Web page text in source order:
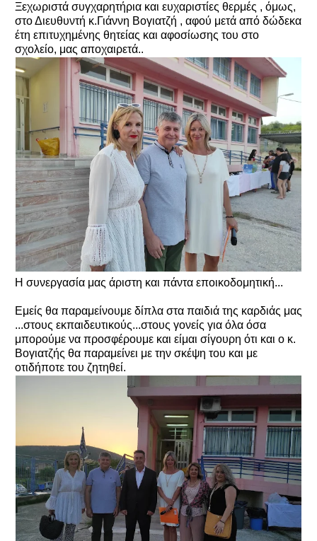
Ξεχωριστά συγχαρητήρια και ευχαριστίες θερμές , όμως,
στο Διευθυντή κ.Γιάννη Βογιατζή , αφού μετά από δώδεκα
έτη επιτυχημένης θητείας και αφοσίωσης του στο
σχολείο, μας αποχαιρετά..
Η συνεργασία μας άριστη και πάντα εποικοδομητική...
Εμείς θα παραμείνουμε δίπλα στα παιδιά της καρδιάς μας
...στους εκπαιδευτικούς...στους γονείς για όλα όσα
μπορούμε να προσφέρουμε και είμαι σίγουρη ότι και ο κ.
Βογιατζής θα παραμείνει με την σκέψη του και με
οτιδήποτε του ζητηθεί.